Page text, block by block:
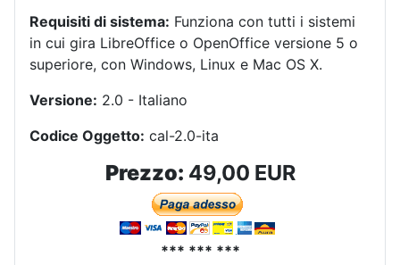
Requisiti di sistema: Funziona con tutti i sistemi
in cui gira LibreOffice o OpenOffice versione 5 o
superiore, con Windows, Linux e Mac OS X.
Versione: 2.0 - Italiano
Codice Oggetto: cal-2.0-ita
Prezzo: 49,00 EUR
*** *** ***